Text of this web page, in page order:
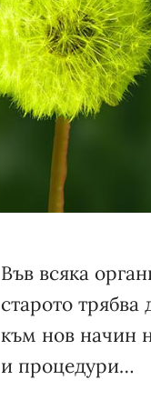
Във всяка
старото
към нов начин
и процедури…